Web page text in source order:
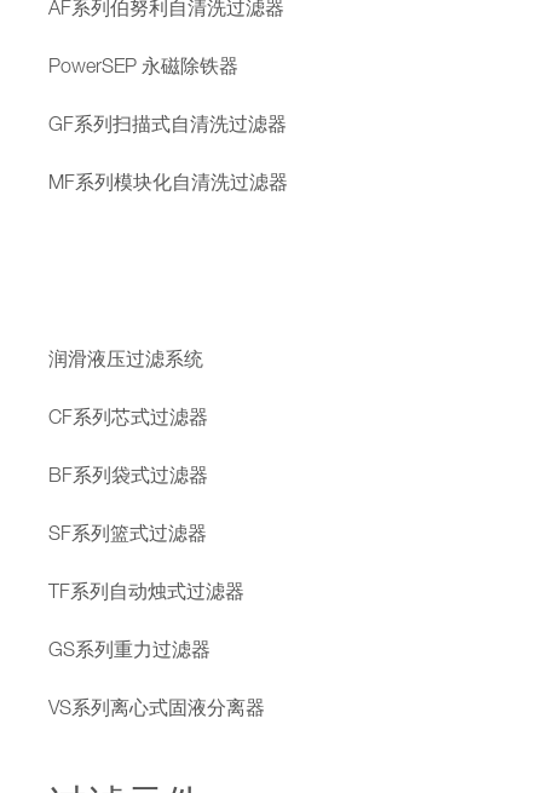
AF系列伯努利自清洗过滤器
PowerSEP 永磁除铁器
GF系列扫描式自清洗过滤器
MF系列模块化自清洗过滤器
润滑液压过滤系统
CF系列芯式过滤器
BF系列袋式过滤器
SF系列篮式过滤器
TF系列自动烛式过滤器
GS系列重力过滤器
VS系列离心式固液分离器